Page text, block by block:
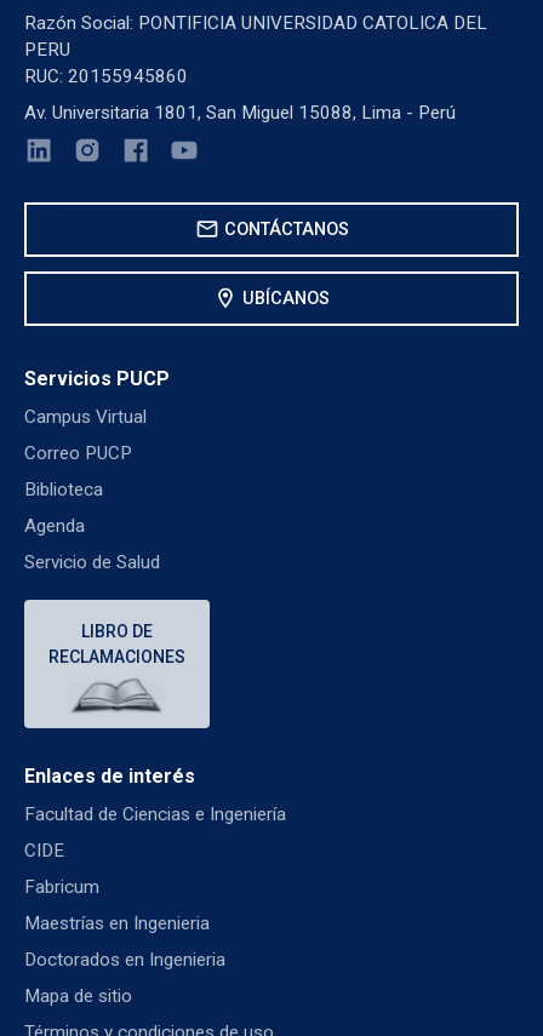
Razón Social: PONTIFICIA UNIVERSIDAD CATOLICA DEL
PERU
RUC: 20155945860
Av. Universitaria 1801, San Miguel 15088, Lima - Perú
mail CONTÁCTANOS
location_on UBÍCANOS
Servicios PUCP
Campus Virtual
Correo PUCP
Biblioteca
Agenda
Servicio de Salud
LIBRO DE
RECLAMACIONES
Enlaces de interés
Facultad de Ciencias e Ingeniería
CIDE
Fabricum
Maestrías en Ingenieria
Doctorados en Ingenieria
Mapa de sitio